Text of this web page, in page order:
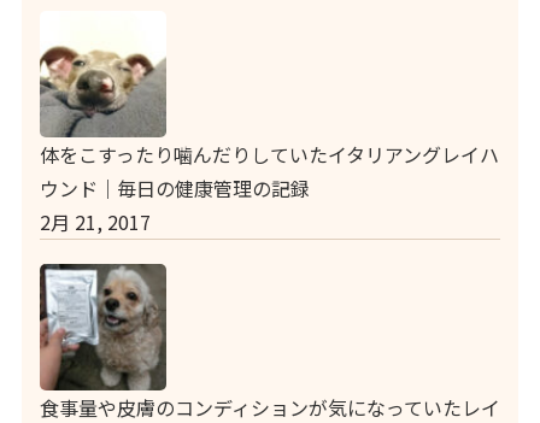
体をこすったり噛んだりしていたイタリアングレイハ
ウンド｜毎日の健康管理の記録
2月 21, 2017
食事量や皮膚のコンディションが気になっていたレイ